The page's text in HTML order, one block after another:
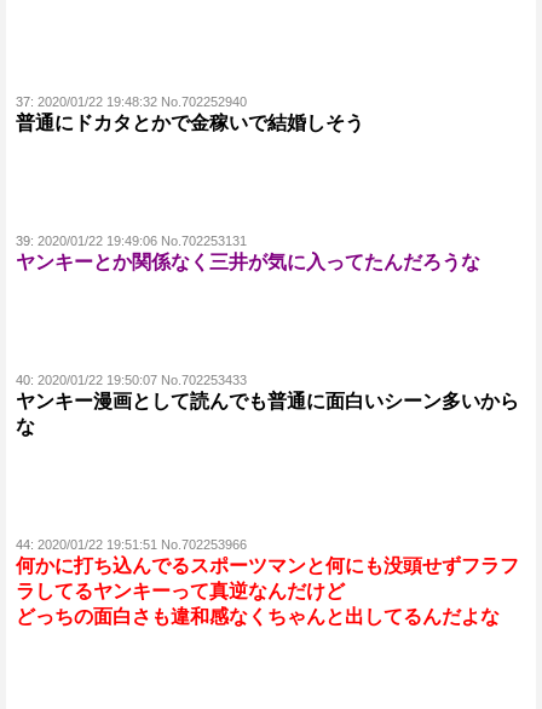
37: 2020/01/22 19:48:32 No.702252940
普通にドカタとかで金稼いで結婚しそう
39: 2020/01/22 19:49:06 No.702253131
ヤンキーとか関係なく三井が気に入ってたんだろうな
40: 2020/01/22 19:50:07 No.702253433
ヤンキー漫画として読んでも普通に面白いシーン多いから
な
44: 2020/01/22 19:51:51 No.702253966
何かに打ち込んでるスポーツマンと何にも没頭せずフラフ
ラしてるヤンキーって真逆なんだけど
どっちの面白さも違和感なくちゃんと出してるんだよな